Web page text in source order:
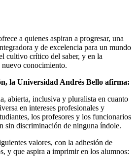
a quienes aspiran a progresar, una
y de excelencia para un mundo
cultivo crítico del saber, y en la
nuevo conocimiento.
la Universidad Andrés Bello afirma:
abierta, inclusiva y pluralista en cuanto
en intereses profesionales y
los profesores y los funcionarios
sin discriminación de ninguna índole.
valores, con la adhesión de
y que aspira a imprimir en los alumnos: